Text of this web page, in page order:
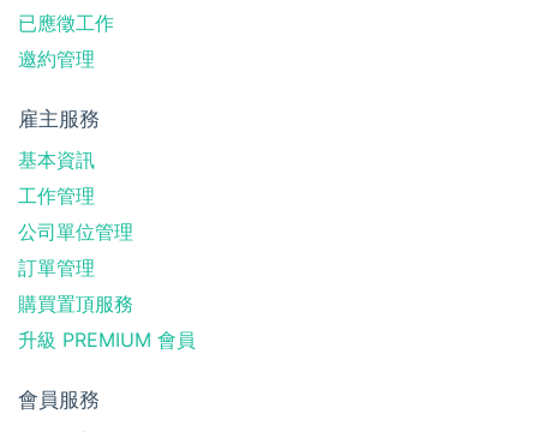
已應徵工作
邀約管理
雇主服務
基本資訊
工作管理
公司單位管理
訂單管理
購買置頂服務
升級 PREMIUM 會員
會員服務